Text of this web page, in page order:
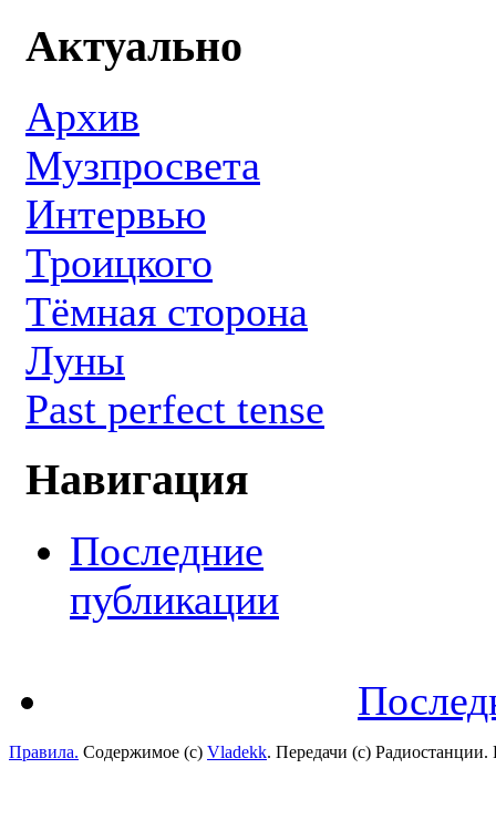
Актуально
Архив
Музпросвета
Интервью
Троицкого
Тёмная сторона
Луны
Past perfect tense
Навигация
Последние
публикации
Правила. Содержимое (с) Vladekk. Передачи (с)